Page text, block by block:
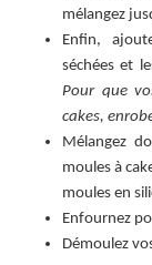
mélangez
Enfin,
séchées et
Pour que
cakes,
Mélangez
moules à
moules en
Enfournez
Démoulez